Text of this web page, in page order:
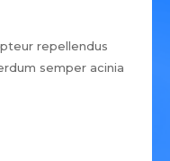
repellendus
semper acinia